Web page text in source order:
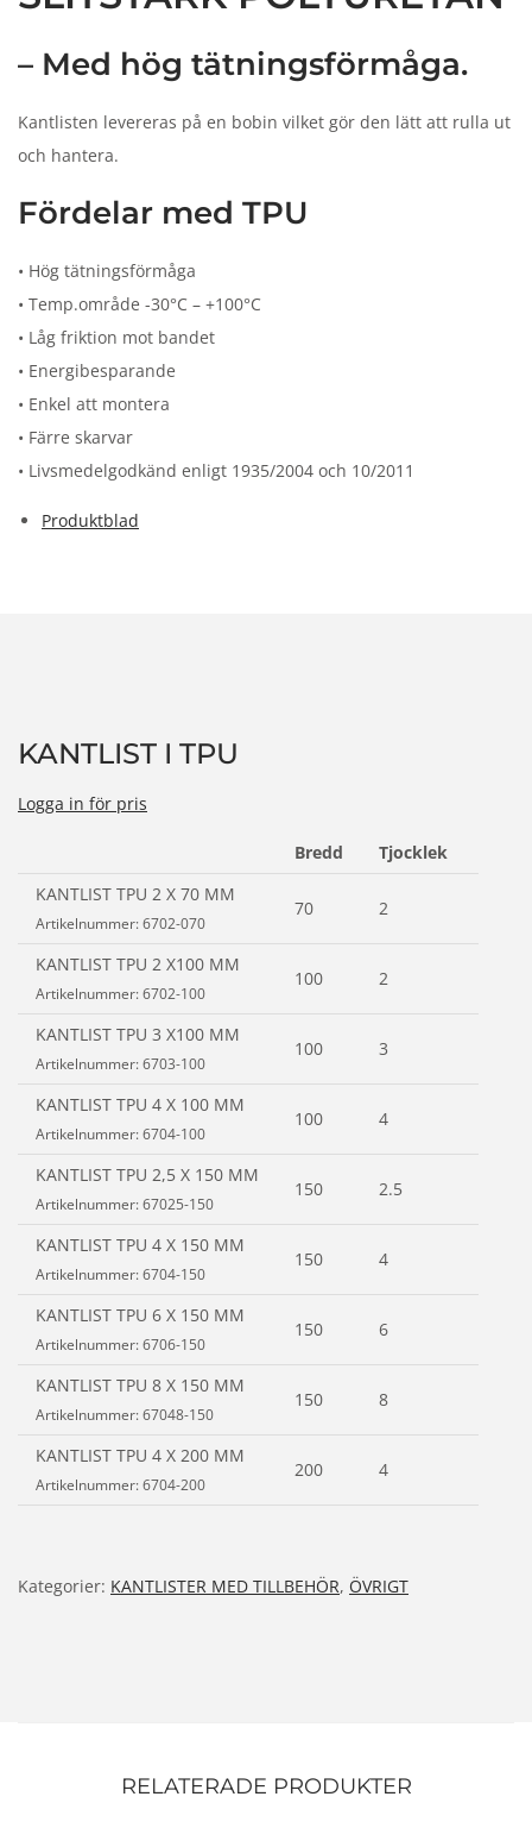
– Med hög tätningsförmåga.
Kantlisten levereras på en bobin vilket gör den lätt att rulla ut
och hantera.
Fördelar med TPU
• Hög tätningsförmåga
• Temp.område -30°C – +100°C
• Låg friktion mot bandet
• Energibesparande
• Enkel att montera
• Färre skarvar
• Livsmedelgodkänd enligt 1935/2004 och 10/2011
Produktblad
KANTLIST I TPU
Logga in för pris
Bredd Tjocklek
KANTLIST TPU 2 X 70 MM
Artikelnummer: 6702-070
70 2
KANTLIST TPU 2 X100 MM
Artikelnummer: 6702-100
100 2
KANTLIST TPU 3 X100 MM
Artikelnummer: 6703-100
100 3
KANTLIST TPU 4 X 100 MM
Artikelnummer: 6704-100
100 4
KANTLIST TPU 2,5 X 150 MM
Artikelnummer: 67025-150
150 2.5
KANTLIST TPU 4 X 150 MM
Artikelnummer: 6704-150
150 4
KANTLIST TPU 6 X 150 MM
Artikelnummer: 6706-150
150 6
KANTLIST TPU 8 X 150 MM
Artikelnummer: 67048-150
150 8
KANTLIST TPU 4 X 200 MM
Artikelnummer: 6704-200
200 4
Kategorier: KANTLISTER MED TILLBEHÖR, ÖVRIGT
RELATERADE PRODUKTER